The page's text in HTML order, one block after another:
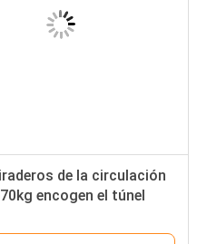
de la circulación
encogen el túnel